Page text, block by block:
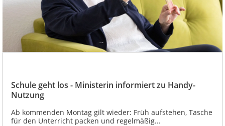
Schule geht los - Ministerin informiert zu Handy-
Nutzung
Ab kommenden Montag gilt wieder: Früh aufstehen, Tasche
für den Unterricht packen und regelmäßig...